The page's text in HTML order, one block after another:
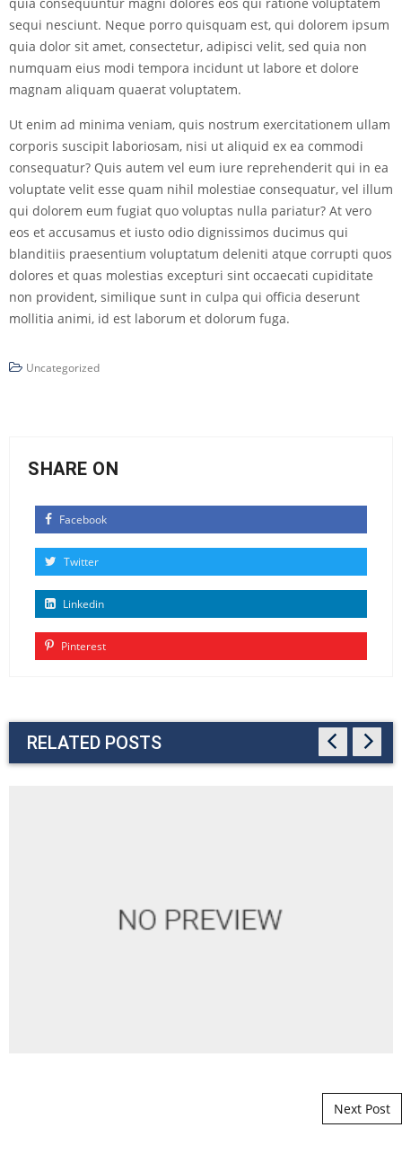
sequi nesciunt. Neque porro quisquam est, qui dolorem ipsum
quia dolor sit amet, consectetur, adipisci velit, sed quia non
numquam eius modi tempora incidunt ut labore et dolore
magnam aliquam quaerat voluptatem.
Ut enim ad minima veniam, quis nostrum exercitationem ullam
corporis suscipit laboriosam, nisi ut aliquid ex ea commodi
consequatur? Quis autem vel eum iure reprehenderit qui in ea
voluptate velit esse quam nihil molestiae consequatur, vel illum
qui dolorem eum fugiat quo voluptas nulla pariatur? At vero
eos et accusamus et iusto odio dignissimos ducimus qui
blanditiis praesentium voluptatum deleniti atque corrupti quos
dolores et quas molestias excepturi sint occaecati cupiditate
non provident, similique sunt in culpa qui officia deserunt
mollitia animi, id est laborum et dolorum fuga.
Uncategorized
SHARE ON
Facebook
Twitter
Linkedin
Pinterest
RELATED POSTS
Next Post